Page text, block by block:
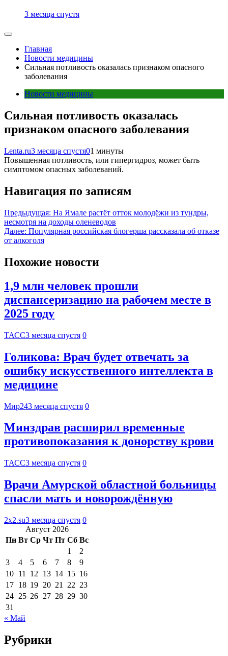
3 месяца спустя
Главная
Новости медицины
Сильная потливость оказалась признаком опасного
заболевания
Новости медицины
Сильная потливость оказалась
признаком опасного заболевания
Lenta.ru3 месяца спустя01 минуты
Повышенная потливость, или гипергидроз, может быть
симптомом опасных заболеваний.
Навигация по записям
Предыдущая: На Ямале растёт отток молодёжи из тундры,
несмотря на доходы оленеводов
Далее: Популярная российская блогерша рассказала об отказе
от алкоголя
Похожие новости
1,9 млн человек прошли
диспансеризацию на рабочем месте в
2025 году
ТАСС3 месяца спустя 0
Голикова: Врач будет отвечать за
ошибку искусственного интеллекта в
медицине
Мир243 месяца спустя 0
Минздрав расширил временные
противопоказания к донорству крови
ТАСС3 месяца спустя 0
Врачи Амурской областной больницы
спасли мать и новорождённую
2x2.su3 месяца спустя 0
Август 2026
Пн Вт Ср Чт Пт Сб Вс
1
2
3
4 5 6 7 8
9
10 11 12 13 14 15 16
17 18 19 20 21 22 23
24 25 26 27 28 29 30
31
« Май
Рубрики